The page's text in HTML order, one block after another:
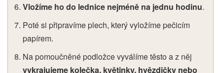
Vložíme ho do lednice nejméně na jednu hodinu.
Poté si připravíme plech, který vyložíme pečicím
papírem.
Na pomoučněné podložce vyválíme těsto a z něj
vykrajujeme kolečka, květinky, hvězdičky nebo